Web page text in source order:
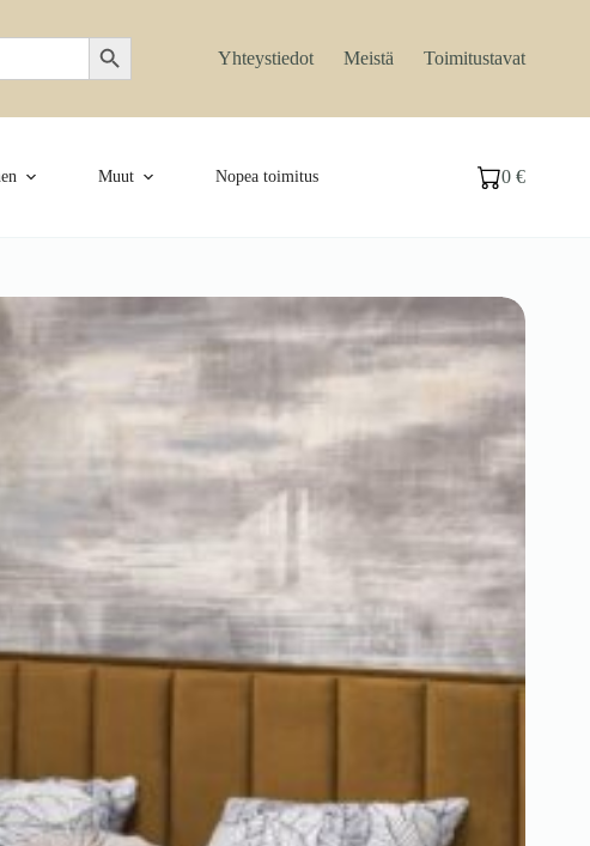
Search Button Yhteystiedot Meistä Toimitustavat
Muut Nopea toimitus Ostoskori
0€